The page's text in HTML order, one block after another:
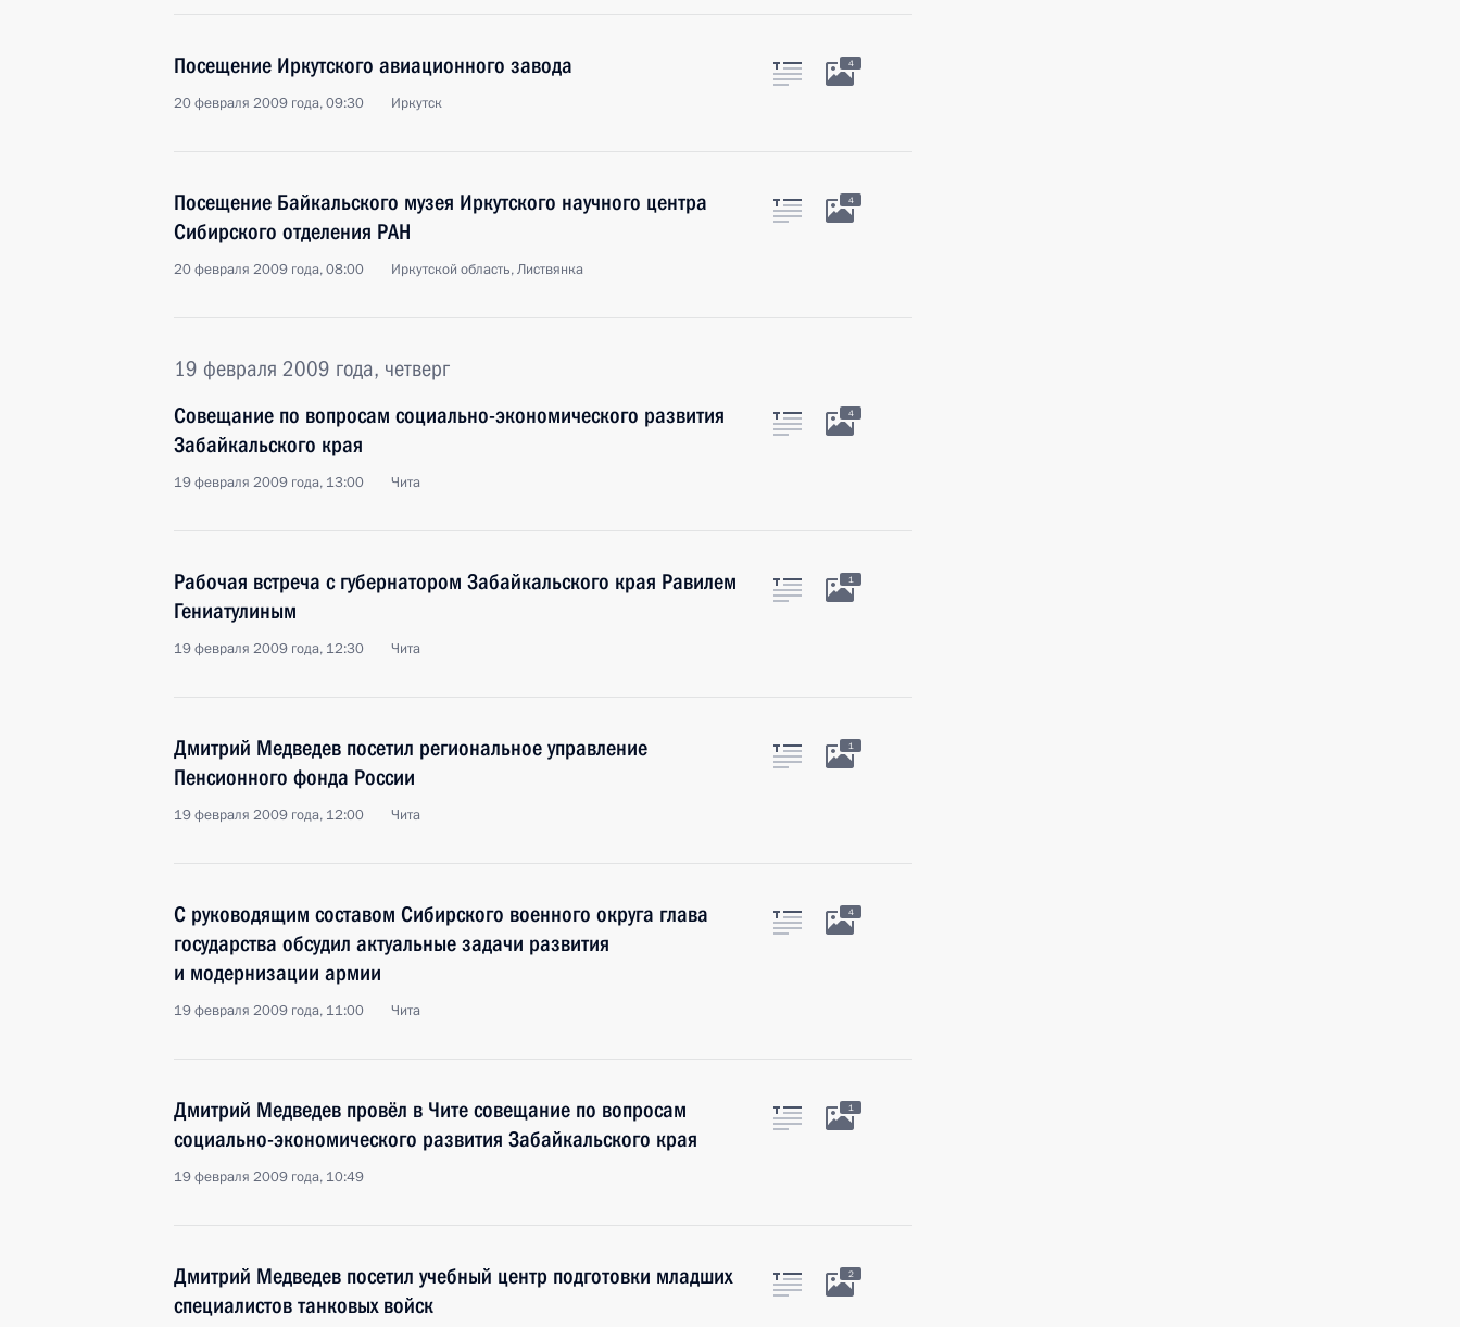
Посещение Иркутского авиационного завода
20 февраля 2009 года, 09:30 Иркутск
4
Посещение Байкальского музея Иркутского научного центра
Сибирского отделения РАН
20 февраля 2009 года, 08:00 Иркутской область, Листвянка
4
19 февраля 2009 года, четверг
Совещание по вопросам социально-экономического развития
Забайкальского края
19 февраля 2009 года, 13:00 Чита
4
Рабочая встреча с губернатором Забайкальского края Равилем
Гениатулиным
19 февраля 2009 года, 12:30 Чита
1
Дмитрий Медведев посетил региональное управление
Пенсионного фонда России
19 февраля 2009 года, 12:00 Чита
1
С руководящим составом Сибирского военного округа глава
государства обсудил актуальные задачи развития
и модернизации армии
19 февраля 2009 года, 11:00 Чита
4
Дмитрий Медведев провёл в Чите совещание по вопросам
социально-экономического развития Забайкальского края
19 февраля 2009 года, 10:49
1
Дмитрий Медведев посетил учебный центр подготовки младших
специалистов танковых войск
2